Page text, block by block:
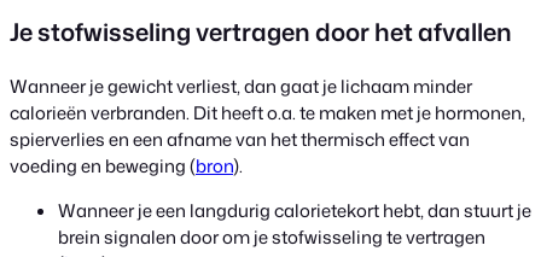
Je stofwisseling vertragen door het afvallen
Wanneer je gewicht verliest, dan gaat je lichaam minder
calorieën verbranden. Dit heeft o.a. te maken met je hormonen,
spierverlies en een afname van het thermisch effect van
voeding en beweging (bron).
Wanneer je een langdurig calorietekort hebt, dan stuurt je
brein signalen door om je stofwisseling te vertragen